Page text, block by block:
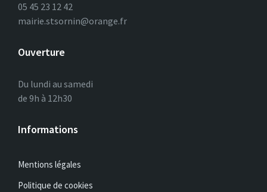
05 45 23 12 42
mairie.stsornin@orange.fr
Ouverture
Du lundi au samedi
de 9h à 12h30
Informations
Mentions légales
Politique de cookies